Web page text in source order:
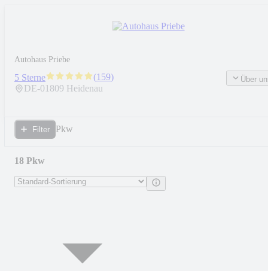
Autohaus Priebe
5 Sterne (159)
DE-01809 Heidenau
Über
Filter Pkw
18 Pkw